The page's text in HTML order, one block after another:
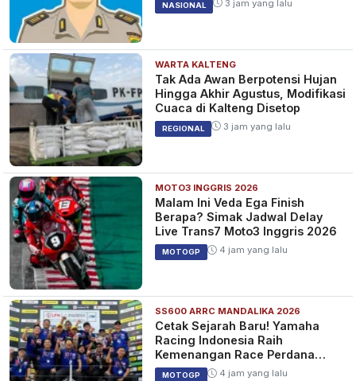
Menkeu Sebut Ekonomi
Indonesia 5,05 Persen,
Kalimantan Konsisten Tumbuh
di Atasnya
EKONOMI 2 tahun yang lalu
BMKG Perkirakan Wilayah
Kalimantan Bakal Diguyur Hujan
Lebat Kecuali Kalsel
NASIONAL 2 tahun yang lalu
NASIONAL 3 jam yang lalu
WARTA KALTENG
Tak Ada Awan Berpotensi Hujan
Hingga Akhir Agustus, Modifikasi
Cuaca di Kalteng Disetop
REGIONAL 3 jam yang lalu
MOTO3 INGGRIS 2026
Malam Ini Veda Ega Finish
Berapa? Simak Jadwal Delay
Live Trans7 Moto3 Inggris 2026
MOTOGP 4 jam yang lalu
SS600 ARRC MANDALIKA 2026
Cetak Sejarah Baru! Yamaha
Racing Indonesia Raih
Kemenangan Race Perdana
SS600 ARRC
MOTOGP 4 jam yang lalu